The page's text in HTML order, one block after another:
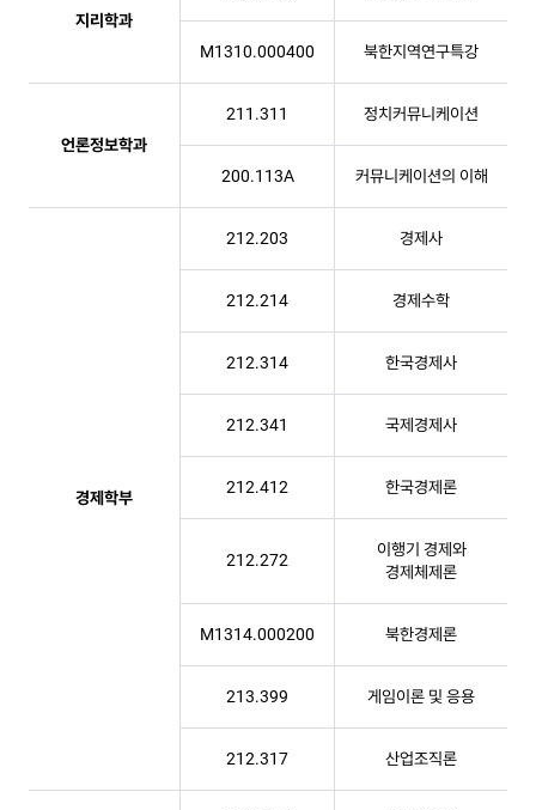
지리학과
M1310.000400 북한지역연구특강
언론정보학과
211.311 정치커뮤니케이션
200.113A 커뮤니케이션의 이해
경제학부
212.203 경제사
212.214 경제수학
212.314 한국경제사
212.341 국제경제사
212.412 한국경제론
212.272
이행기 경제와
경제체제론
M1314.000200 북한경제론
213.399 게임이론 및 응용
212.317 산업조직론